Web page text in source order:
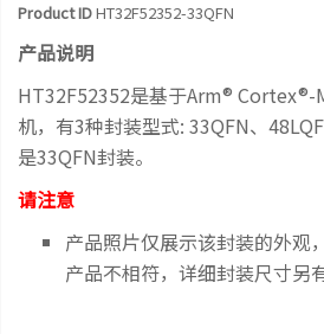
Product IDHT32F52352-33QFN
产品说明
HT32F52352是基于Arm® Cortex®-
机，有3种封装型式: 33QFN、
是33QFN封装。
请注意
产品照片仅展示该封装的外观
产品不相符，详细封装尺寸另